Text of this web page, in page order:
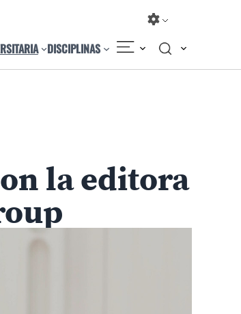
DISCIPLINAS
la editora